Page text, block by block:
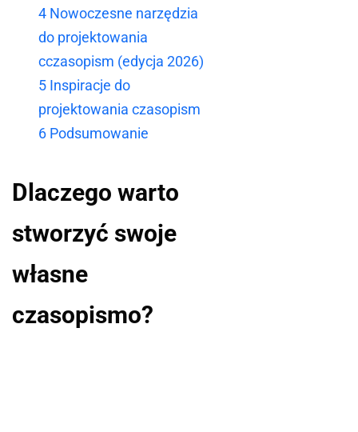
4 Nowoczesne narzędzia
do projektowania
cczasopism (edycja 2026)
5 Inspiracje do
projektowania czasopism
6 Podsumowanie
Dlaczego warto
stworzyć swoje
własne
czasopismo?